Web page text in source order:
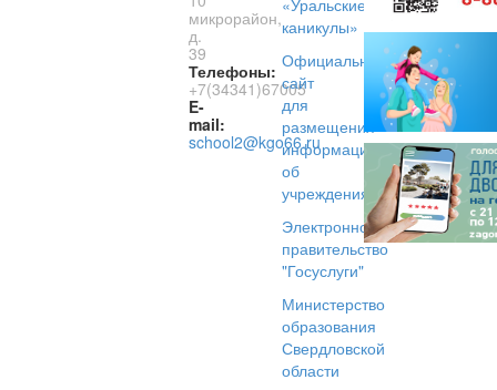
микрорайон,
д.
39
Телефоны:
+7(34341)67005
E-
mail:
school2@kgo66.ru
каникулы»
Официальный
сайт
для
размещения
информации
об
учреждениях
Электронное
правительство
"Госуслуги"
Министерство
образования
Свердловской
области